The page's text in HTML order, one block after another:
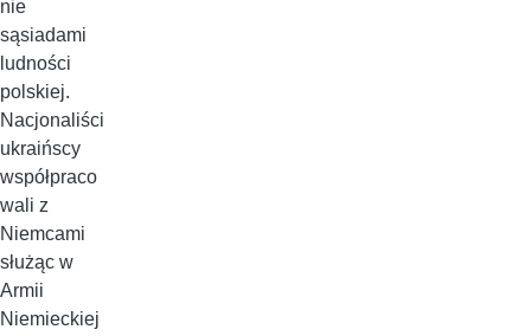
nie
sąsiadami
ludności
polskiej.
Nacjonaliści
ukraińscy
współpraco
wali z
Niemcami
służąc w
Armii
Niemieckiej